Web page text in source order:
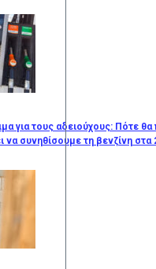
για τους αδειούχους: Πότε θα
να συνηθίσουμε τη βενζίνη